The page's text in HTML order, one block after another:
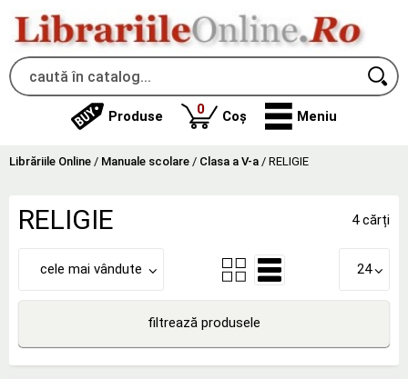
Produse 0produse
Coș Meniu
Librăriile Online / Manuale scolare / Clasa a V-a / RELIGIE
RELIGIE 4 cărți
cele mai vândute 24
filtrează produsele